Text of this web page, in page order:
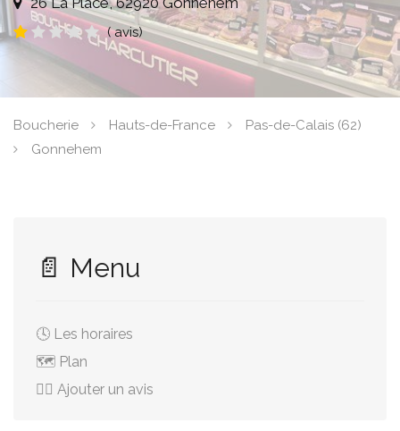
( avis)
Boucherie Hauts-de-France
Pas-de-Calais (62)
Gonnehem
📄 Menu
🕓 Les horaires
🗺️ Plan
✍🏻 Ajouter un avis